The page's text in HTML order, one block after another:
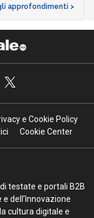
approfondimenti >
e Cookie Policy
Cookie Center
testate e portali B2B
dell’Innovazione
cultura digitale e